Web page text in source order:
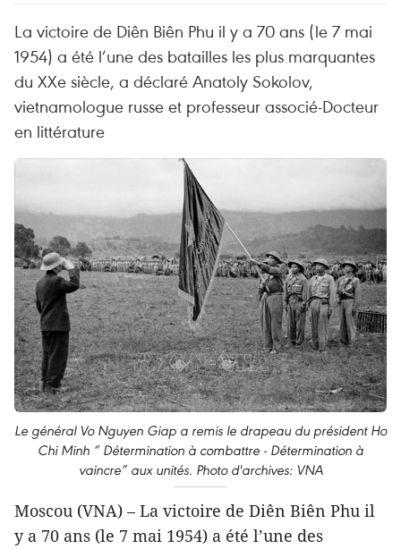
La victoire de Diên Biên Phu il y a 70 ans (le 7 mai
1954) a été l’une des batailles les plus marquantes
du XXe siècle, a déclaré Anatoly Sokolov,
vietnamologue russe et professeur associé-Docteur
en littérature
Le général Vo Nguyen Giap a remis le drapeau du président Ho
Chi Minh “ Détermination à combattre - Détermination à
vaincre” aux unités. Photo d'archives: VNA
Moscou (VNA) – La victoire de Diên Biên Phu il
y a 70 ans (le 7 mai 1954) a été l’une des